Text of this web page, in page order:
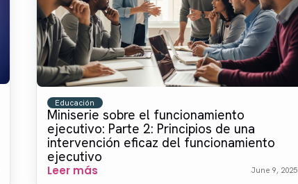
Educación
Miniserie sobre el funcionamiento
ejecutivo: Parte 2: Principios de una
intervención eficaz del funcionamiento
ejecutivo
Leer más June 9, 2025